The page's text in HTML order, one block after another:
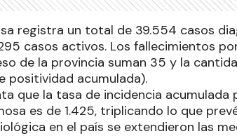
registra un total de 39.554 casos
casos activos. Los fallecimientos
de la provincia suman 35 y la
positividad acumulada).
que la tasa de incidencia
es de 1.425, triplicando lo que
en el país se extendieron las